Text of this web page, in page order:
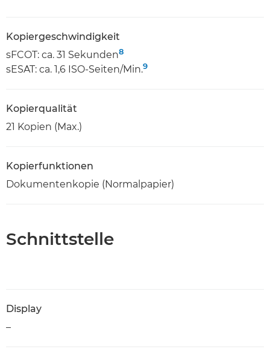
Kopiergeschwindigkeit
sFCOT: ca. 31 Sekunden8
sESAT: ca. 1,6 ISO-Seiten/Min.9
Kopierqualität
21 Kopien (Max.)
Kopierfunktionen
Dokumentenkopie (Normalpapier)
Schnittstelle
Display
–